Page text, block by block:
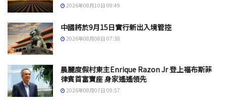
2026年08月10日 09:49
中國將於9月15日實行新出入境管控
2026年08月08日 07:38
晨麗度假村東主Enrique Razon Jr 登上福布斯菲
律賓首富寶座 身家遙遙領先
2026年08月07日 09:57